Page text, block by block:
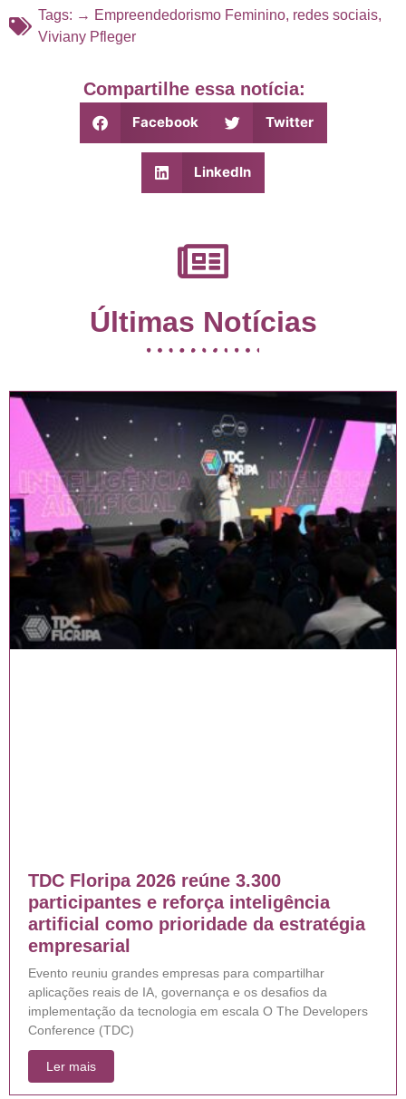
Tags: → Empreendedorismo Feminino, redes sociais,
Viviany Pfleger
Compartilhe essa notícia:
Facebook Twitter
LinkedIn
Últimas Notícias
TDC Floripa 2026 reúne 3.300
participantes e reforça inteligência
artificial como prioridade da estratégia
empresarial
Evento reuniu grandes empresas para compartilhar
aplicações reais de IA, governança e os desafios da
implementação da tecnologia em escala O The Developers
Conference (TDC)
Ler mais